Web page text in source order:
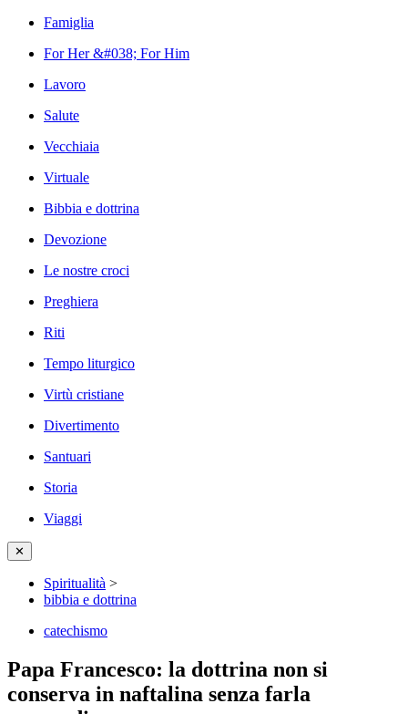
Famiglia
For Her &#038; For Him
Lavoro
Salute
Vecchiaia
Virtuale
Bibbia e dottrina
Devozione
Le nostre croci
Preghiera
Riti
Tempo liturgico
Virtù cristiane
Divertimento
Santuari
Storia
Viaggi
✕
Spiritualità >
bibbia e dottrina
catechismo
Papa Francesco: la dottrina non si
conserva in naftalina senza farla